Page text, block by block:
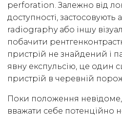
perforation. Залежно від
доступності,
radiography або іншу
побачити
пристрій не знайдений і
явну експульсію, це один
пристрій в черевній
Поки положення невідоме,
вважати себе потенційно